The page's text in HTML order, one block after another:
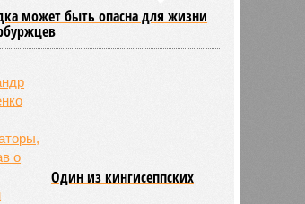
может быть опасна для жизни
Один из кингисеппских